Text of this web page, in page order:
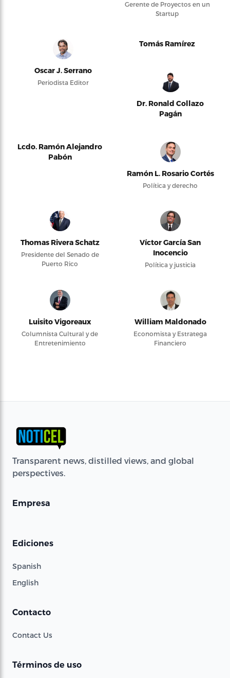
Gerente de Proyectos en un
Startup
Oscar J. Serrano
Periodista Editor
Tomás Ramírez
Dr. Ronald Collazo
Pagán
Lcdo. Ramón Alejandro
Pabón
Ramón L. Rosario Cortés
Política y derecho
Thomas Rivera Schatz
Presidente del Senado de
Puerto Rico
Víctor García San
Inocencio
Política y justicia
Luisito Vigoreaux
Columnista Cultural y de
Entretenimiento
William Maldonado
Economista y Estratega
Financiero
Transparent news, distilled views, and global
perspectives.
Empresa
Ediciones
Spanish
English
Contacto
Contact Us
Términos de uso